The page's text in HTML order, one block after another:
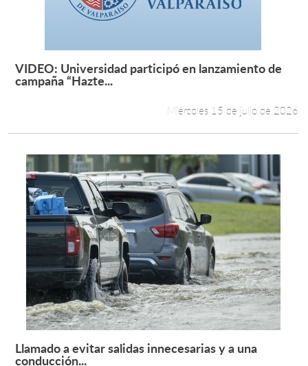
Leer más +
VIDEO: Universidad participó en lanzamiento de
campaña “Hazte...
Miércoles 15 de julio de 2026
Leer más +
Llamado a evitar salidas innecesarias y a una
conducción...